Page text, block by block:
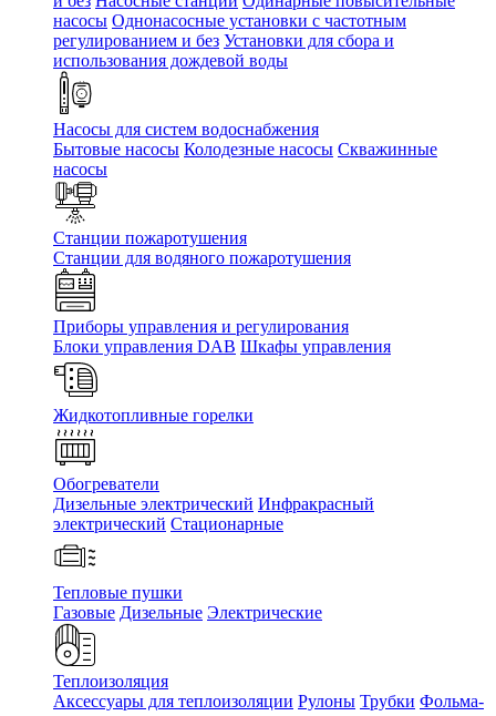
насосы Однонасосные установки с частотным
регулированием и без Установки для сбора и
использования дождевой воды
Насосы для систем водоснабжения
Бытовые насосы Колодезные насосы Скважинные
насосы
Станции пожаротушения
Станции для водяного пожаротушения
Приборы управления и регулирования
Блоки управления DAB Шкафы управления
Жидкотопливные горелки
Обогреватели
Дизельные электрический Инфракрасный
электрический Стационарные
Тепловые пушки
Газовые Дизельные Электрические
Теплоизоляция
Аксессуары для теплоизоляции Рулоны Трубки Фольма-